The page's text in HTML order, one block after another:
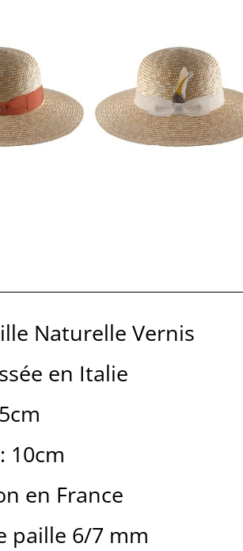
Naturelle Vernis
en Italie
10cm
en France
paille 6/7 mm